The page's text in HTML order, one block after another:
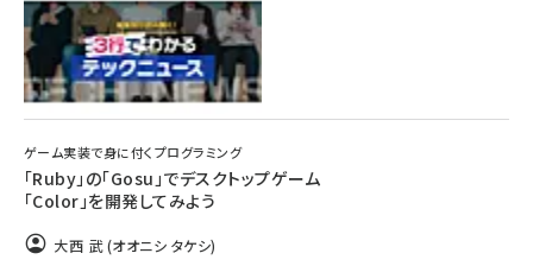
ゲーム実装で身に付くプログラミング
「Ruby」の「Gosu」でデスクトップゲーム
「Color」を開発してみよう
大西 武 (オオニシ タケシ)